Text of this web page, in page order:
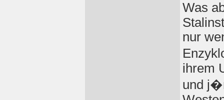
Was
nur
ihrem
und